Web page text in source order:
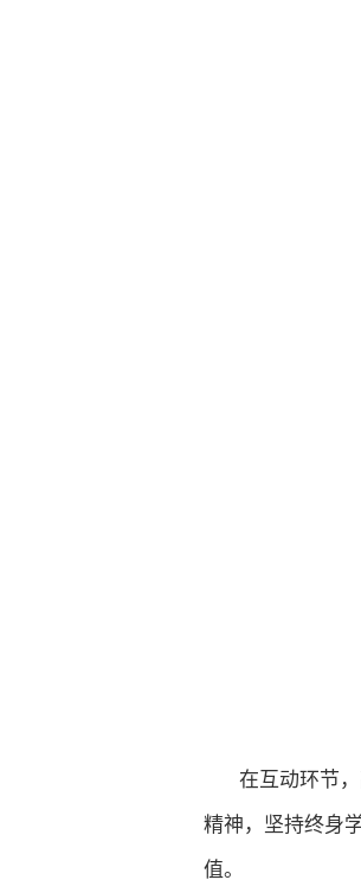
在互动环节
精神 ， 坚持终身
值。